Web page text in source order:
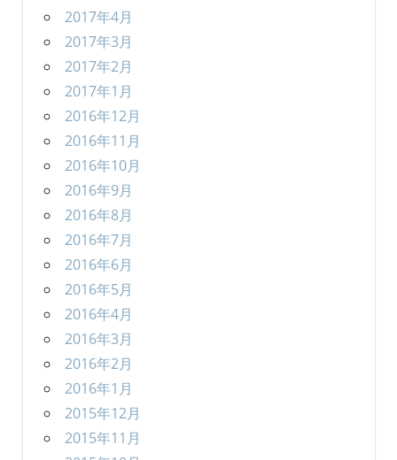
2017年4月
2017年3月
2017年2月
2017年1月
2016年12月
2016年11月
2016年10月
2016年9月
2016年8月
2016年7月
2016年6月
2016年5月
2016年4月
2016年3月
2016年2月
2016年1月
2015年12月
2015年11月